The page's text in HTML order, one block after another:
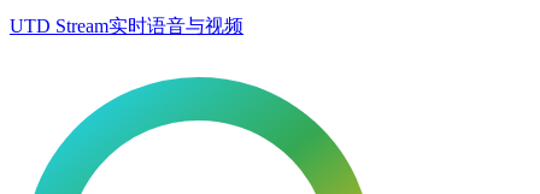
UTD Stream实时语音与视频